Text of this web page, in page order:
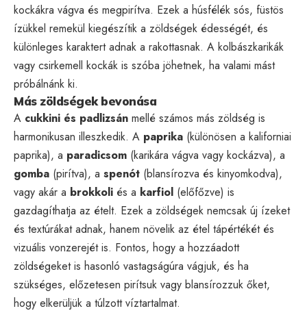
kockákra vágva és megpirítva. Ezek a húsfélék sós, füstös
ízükkel remekül kiegészítik a zöldségek édességét, és
különleges karaktert adnak a rakottasnak. A kolbászkarikák
vagy csirkemell kockák is szóba jöhetnek, ha valami mást
próbálnánk ki.
Más zöldségek bevonása
A cukkini és padlizsán mellé számos más zöldség is
harmonikusan illeszkedik. A paprika (különösen a kaliforniai
paprika), a paradicsom (karikára vágva vagy kockázva), a
gomba (pirítva), a spenót (blansírozva és kinyomkodva),
vagy akár a brokkoli és a karfiol (előfőzve) is
gazdagíthatja az ételt. Ezek a zöldségek nemcsak új ízeket
és textúrákat adnak, hanem növelik az étel tápértékét és
vizuális vonzerejét is. Fontos, hogy a hozzáadott
zöldségeket is hasonló vastagságúra vágjuk, és ha
szükséges, előzetesen pirítsuk vagy blansírozzuk őket,
hogy elkerüljük a túlzott víztartalmat.